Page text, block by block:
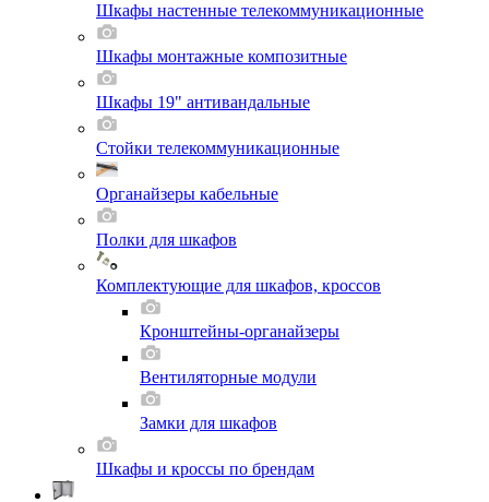
Шкафы настенные телекоммуникационные
Шкафы монтажные композитные
Шкафы 19" антивандальные
Стойки телекоммуникационные
Органайзеры кабельные
Полки для шкафов
Комплектующие для шкафов, кроссов
Кронштейны-органайзеры
Вентиляторные модули
Замки для шкафов
Шкафы и кроссы по брендам